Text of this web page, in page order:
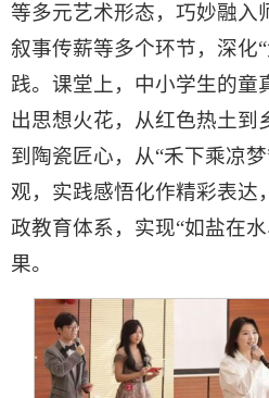
等多元艺术形态，巧妙融入
叙事传薪等多个环节，深化
践。课堂上，中小学生的童
出思想火花，从红色热土到
到陶瓷匠心，从“禾下乘凉
观，实践感悟化作精彩表达
政教育体系，实现“如盐在
果。